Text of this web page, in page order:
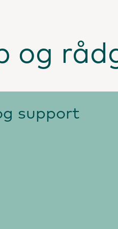
og
support